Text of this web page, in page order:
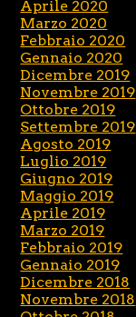
Aprile 2020
Marzo 2020
Febbraio 2020
Gennaio 2020
Dicembre 2019
Novembre 2019
Ottobre 2019
Settembre 2019
Agosto 2019
Luglio 2019
Giugno 2019
Maggio 2019
Aprile 2019
Marzo 2019
Febbraio 2019
Gennaio 2019
Dicembre 2018
Novembre 2018